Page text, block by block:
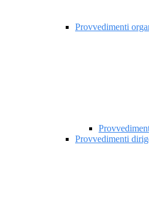
Provvedimenti
Provvedimenti